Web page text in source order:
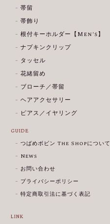
帯留
帯飾り
根付キーホルダー【Men's】
ナプキンクリップ
タッセル
花緒留め
ブローチ／帯留
ヘアアクセサリー
ピアス／イヤリング
GUIDE
つばめボビン The Shopについて
News
お問い合わせ
プライバシーポリシー
特定商取引法に基づく表記
LINK